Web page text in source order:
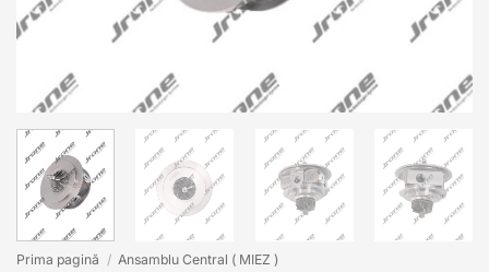
Prima pagină / Ansamblu Central ( MIEZ )